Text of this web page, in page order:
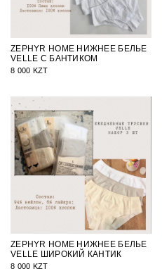
ZEPHYR HOME НИЖНЕЕ БЕЛЬЕ
VELLE С БАНТИКОМ
8 000 KZT
ZEPHYR HOME НИЖНЕЕ БЕЛЬЕ
VELLE ШИРОКИЙ КАНТИК
8 000 KZT